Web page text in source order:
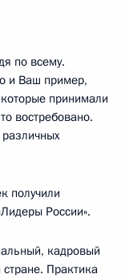
по всему.
и Ваш пример,
принимали
востребовано.
получили
России».
кадровый
Практика